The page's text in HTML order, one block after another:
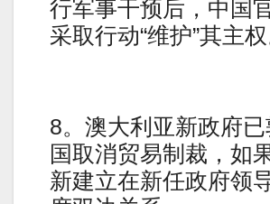
行军事干预后，中国
采取行动“维护”其主权
8。澳大利亚新政府已
国取消贸易制裁，如
新建立在新任政府领